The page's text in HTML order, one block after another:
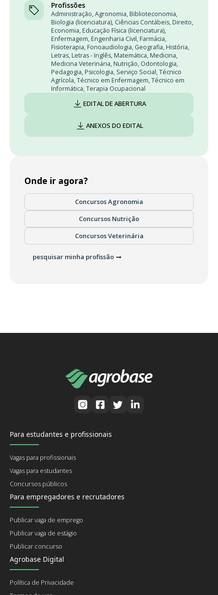
Profissões
Administração,Agronomia, Biblioteconomia,
Biologia (licenciatura), Ciências Contábeis, Direito,
Economia, Educação Física (licenciatura),
Enfermagem, Engenharia Civil, Farmácia,
Fisioterapia, Fonoaudiologia, Geografia, História,
Letras, Letras - Inglês, Matemática, Medicina,
Medicina Veterinária, Nutrição, Odontologia,
Pedagogia, Psicologia, Serviço Social,Técnico
Agrícola,Técnico em Enfermagem,Técnico em
Informática,Terapia Ocupacional
EDITAL DE ABERTURA
ANEXOS DO EDITAL
Onde ir agora?
Concursos Agronomia
Concursos Nutrição
Concursos Veterinária
pesquisar minha profissão
Para estudantes e profissionais
Vagas para profissionais
Vagas para estudantes
Concursos públicos
Para empregadores e recrutadores
Publicar vaga de emprego
Publicar vaga de estágio
Publicar concurso
Agrobase Digital
Política de Privacidade